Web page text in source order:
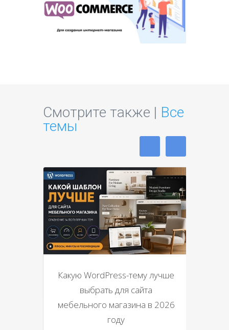
Смотрите также | Все
темы
Какую WordPress-тему лучше
выбрать для сайта
мебельного магазина в 2026
году